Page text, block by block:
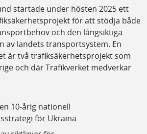
startade under hösten 2025 ett
för att stödja både
och den långsiktiga
av landets transportsystem. En
är två trafiksäkerhetsprojekt som
och där Trafikverket medverkar
10-årig nationell
för Ukraina